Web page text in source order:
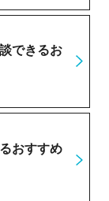
できるお
おすすめ